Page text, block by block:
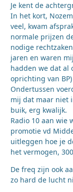
Je kent de
In het kort,
veel, kwam
normale prijzen
nodige
jaren en waren
hadden we dat al
oprichting van BP)
Ondertussen
mij dat maar niet
buik, erg kwalijk.
Radio 10 aan wie
promotie vd
uitleggen hoe je
het vermogen,
De freq zijn ook
zo hard de lucht